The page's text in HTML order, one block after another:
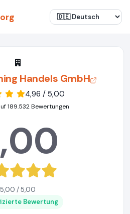
Handels GmbH
4,96 / 5,00
189.532 Bewertungen
5,00 / 5,00
Bewertung